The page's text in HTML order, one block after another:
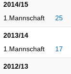
2014/15
1.Mannschaft
25
2013/14
1.Mannschaft
17
2012/13